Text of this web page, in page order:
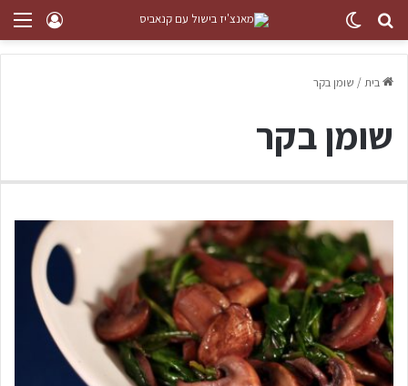
בית/ שומן בקר
שומן בקר